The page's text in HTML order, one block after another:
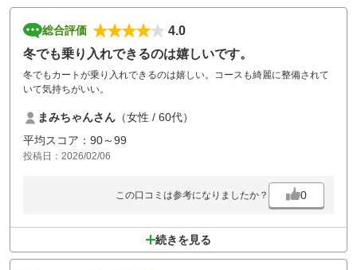
総合評価
4.0
冬でも乗り入れできるのは嬉しいです。
冬でもカートが乗り入れできるのは嬉しい。コースも綺麗に整備されて
いて気持ちがいい。
まみちゃんさん （女性 / 60代）
平均スコア：90～99
投稿日：2026/02/06
この口コミは参考になりましたか？ 0
続きを見る